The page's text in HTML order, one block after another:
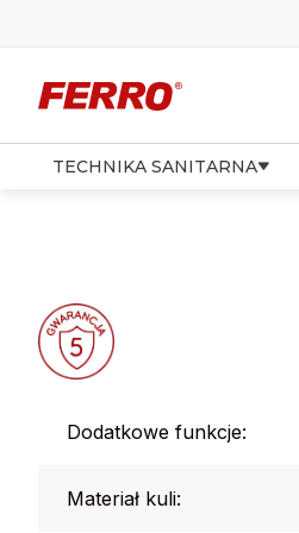
TECHNIKA SANITARNA
Dodatkowe funkcje:
Materiał kuli: